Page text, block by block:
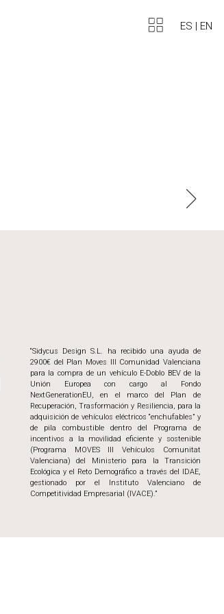
ES | EN
“Sidycus Design S.L. ha recibido una ayuda de
2900€ del Plan Moves III Comunidad Valenciana
para la compra de un vehículo E-Doblo BEV de la
Unión Europea con cargo al Fondo
NextGenerationEU, en el marco del Plan de
Recuperación, Trasformación y Resiliencia, para la
adquisición de vehículos eléctricos “enchufables” y
de pila combustible dentro del Programa de
incentivos a la movilidad eficiente y sostenible
(Programa MOVES III Vehículos Comunitat
Valenciana) del Ministerio para la Transición
Ecológica y el Reto Demográfico a través del IDAE,
gestionado por el Instituto Valenciano de
Competitividad Empresarial (IVACE).”